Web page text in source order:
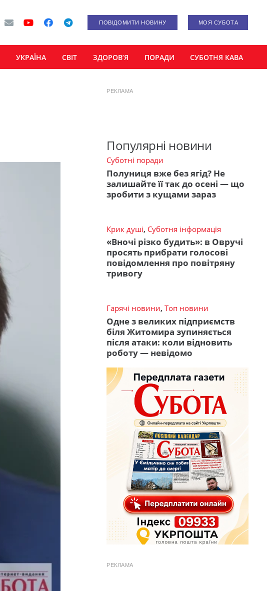
ПОВІДОМИТИ НОВИНУ МОЯ СУБОТА
УКРАЇНА СВІТ ЗДОРОВ’Я ПОРАДИ СУБОТНЯ КАВА
РЕКЛАМА
Популярні новини
Суботні поради
Полуниця вже без ягід? Не
залишайте її так до осені — що
зробити з кущами зараз
Крик душі, Суботня інформація
«Вночі різко будить»: в Овручі
просять прибрати голосові
повідомлення про повітряну
тривогу
Гарячі новини, Топ новини
Одне з великих підприємств
біля Житомира зупиняється
після атаки: коли відновить
роботу — невідомо
РЕКЛАМА